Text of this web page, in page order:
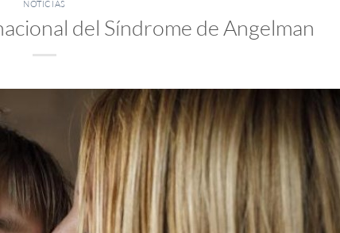
NOTICIAS
del Síndrome de Angelman